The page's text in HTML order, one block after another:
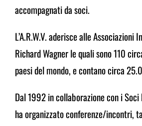
accompagnati da soci.
L’A.R.W.V. aderisce alle Associazioni
Richard Wagner le quali sono 110
paesi del mondo, e contano circa
Dal 1992 in collaborazione con i Soci
ha organizzato conferenze/incontri,